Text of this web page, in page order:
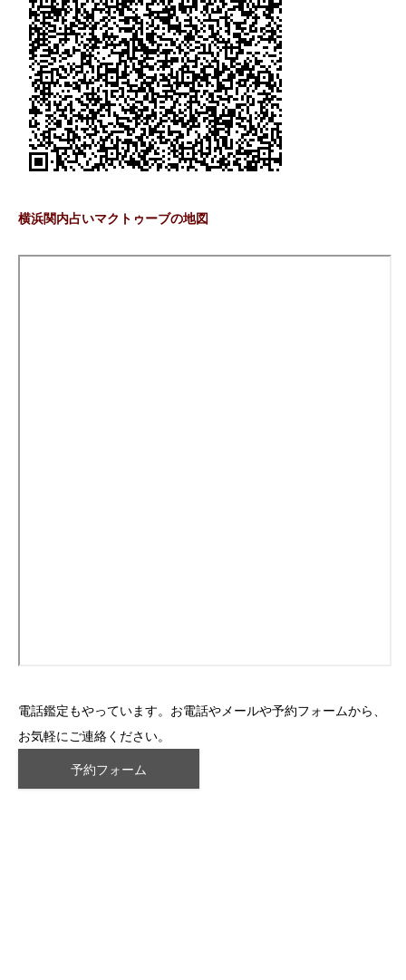
横浜関内占いマクトゥーブの地図
電話鑑定もやっています。お電話やメールや予約フォームから、
お気軽にご連絡ください。
予約フォーム